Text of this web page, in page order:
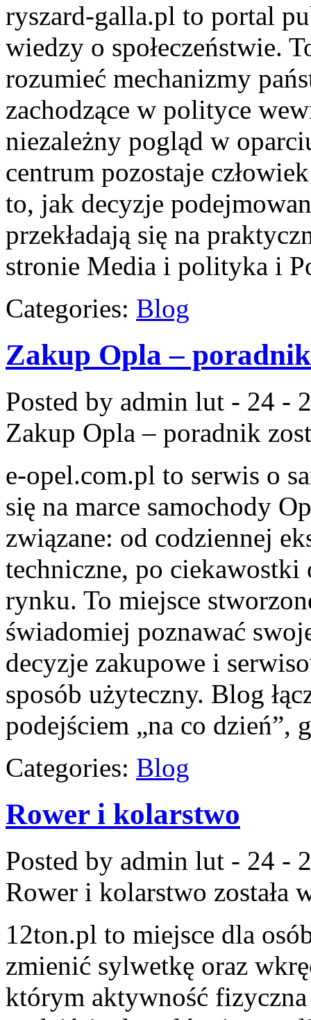
ryszard-galla.pl to portal
wiedzy o społeczeństwie.
rozumieć mechanizmy
zachodzące w polityce
niezależny pogląd w
centrum pozostaje
to, jak decyzje
przekładają się na
stronie Media i polityka i
Categories: Blog
Zakup Opla – poradnik
Posted by admin lut - 24 -
Zakup Opla – poradnik
e-opel.com.pl to serwis o
się na marce samochody
związane: od codziennej
techniczne, po
rynku. To miejsce
świadomiej poznawać
decyzje zakupowe i
sposób użyteczny. Blog
podejściem „na co
Categories: Blog
Rower i kolarstwo
Posted by admin lut - 24 -
Rower i kolarstwo została
12ton.pl to miejsce dla
zmienić sylwetkę oraz
którym aktywność fizyczna